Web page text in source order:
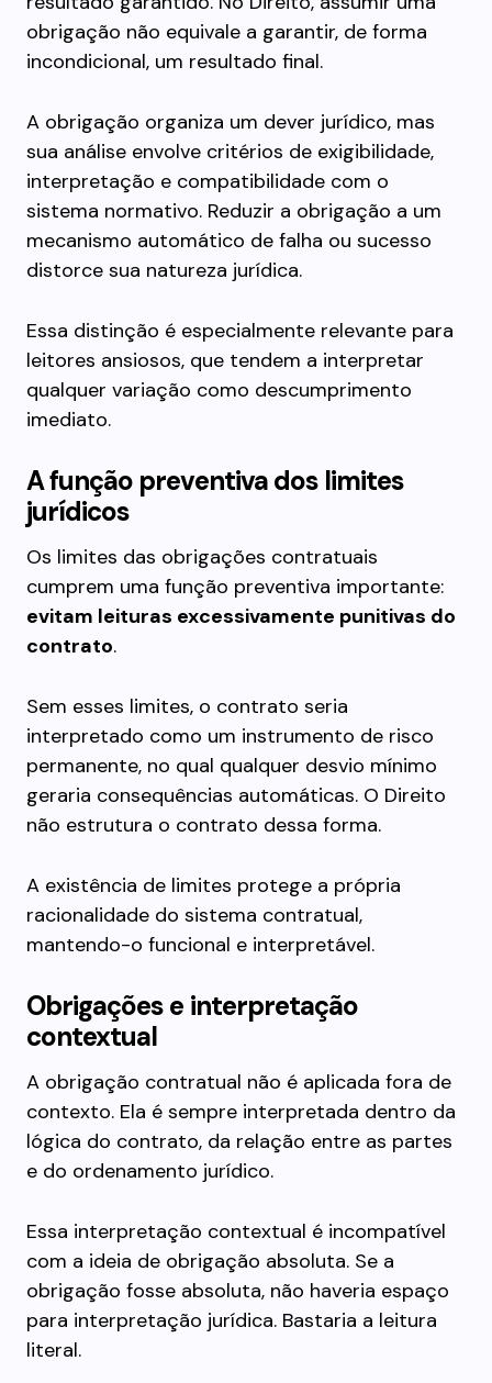
obrigação não equivale a garantir, de forma
incondicional, um resultado final.
A obrigação organiza um dever jurídico, mas
sua análise envolve critérios de exigibilidade,
interpretação e compatibilidade com o
sistema normativo. Reduzir a obrigação a um
mecanismo automático de falha ou sucesso
distorce sua natureza jurídica.
Essa distinção é especialmente relevante para
leitores ansiosos, que tendem a interpretar
qualquer variação como descumprimento
imediato.
A função preventiva dos limites
jurídicos
Os limites das obrigações contratuais
cumprem uma função preventiva importante:
evitam leituras excessivamente punitivas do
contrato.
Sem esses limites, o contrato seria
interpretado como um instrumento de risco
permanente, no qual qualquer desvio mínimo
geraria consequências automáticas. O Direito
não estrutura o contrato dessa forma.
A existência de limites protege a própria
racionalidade do sistema contratual,
mantendo-o funcional e interpretável.
Obrigações e interpretação
contextual
A obrigação contratual não é aplicada fora de
contexto. Ela é sempre interpretada dentro da
lógica do contrato, da relação entre as partes
e do ordenamento jurídico.
Essa interpretação contextual é incompatível
com a ideia de obrigação absoluta. Se a
obrigação fosse absoluta, não haveria espaço
para interpretação jurídica. Bastaria a leitura
literal.